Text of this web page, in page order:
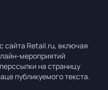
сайта Retail.ru, включая
мероприятий
на страницу
публикуемого текста.